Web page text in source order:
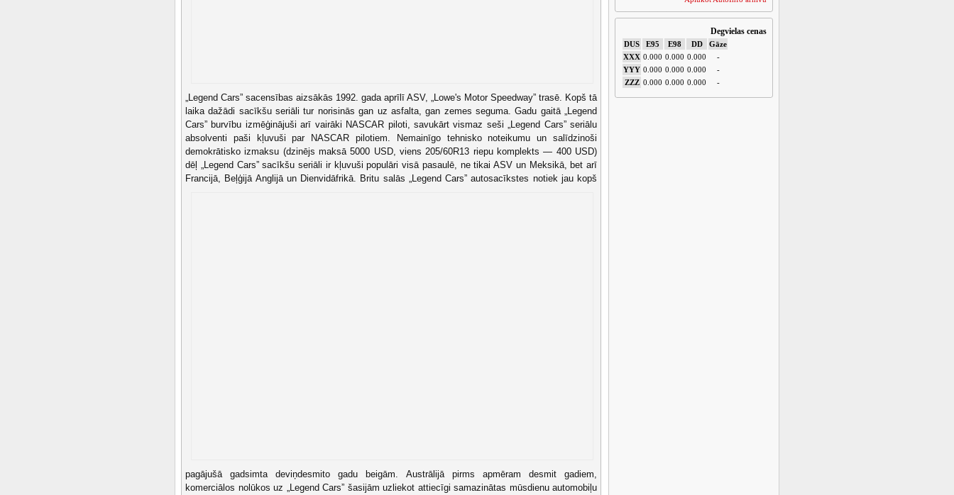
„Legend Cars” sacensības aizsākās 1992. gada aprīlī ASV, „Lowe's Motor Speedway” trasē. Kopš tā
laika dažādi sacīkšu seriāli tur norisinās gan uz asfalta, gan zemes seguma. Gadu gaitā „Legend
Cars” burvību izmēģinājuši arī vairāki NASCAR piloti, savukārt vismaz seši „Legend Cars” seriālu
absolventi paši kļuvuši par NASCAR pilotiem. Nemainīgo tehnisko noteikumu un salīdzinoši
demokrātisko izmaksu (dzinējs maksā 5000 USD, viens 205/60R13 riepu komplekts — 400 USD)
dēļ „Legend Cars” sacīkšu seriāli ir kļuvuši populāri visā pasaulē, ne tikai ASV un Meksikā, bet arī
Francijā, Beļģijā Anglijā un Dienvidāfrikā. Britu salās „Legend Cars” autosacīkstes notiek jau kopš
pagājušā gadsimta deviņdesmito gadu beigām. Austrālijā pirms apmēram desmit gadiem,
komerciālos nolūkos uz „Legend Cars” šasijām uzliekot attiecīgi samazinātas mūsdienu automobiļu
Degvielas cenas
DUS E95 E98 DD
Gāze
XXX 0.000 0.000 0.000
-
YYY 0.000 0.000 0.000
-
ZZZ 0.000 0.000 0.000 -